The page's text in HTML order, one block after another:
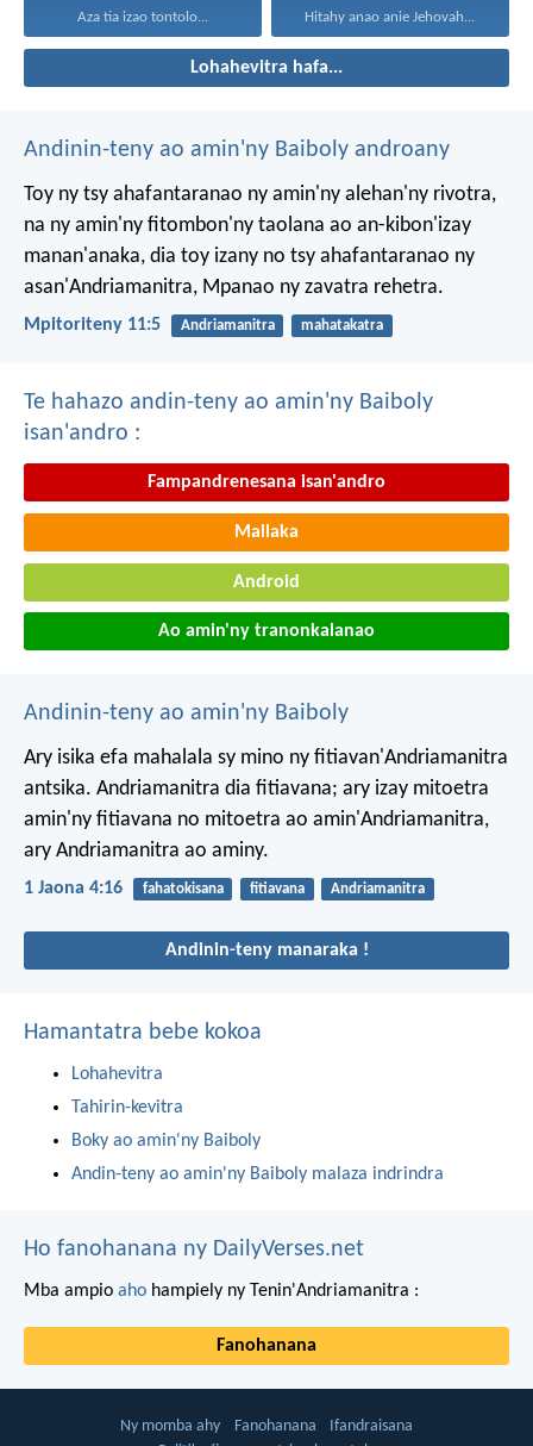
Aza tia izao tontolo... Hitahy anao anie Jehovah...
Lohahevitra hafa...
Andinin-teny ao amin'ny Baiboly androany
Toy ny tsy ahafantaranao ny amin'ny alehan'ny rivotra,
na ny amin'ny fitombon'ny taolana ao an-kibon'izay
manan'anaka, dia toy izany no tsy ahafantaranao ny
asan'Andriamanitra, Mpanao ny zavatra rehetra.
Mpitoriteny 11:5 Andriamanitra mahatakatra
Te hahazo andin-teny ao amin'ny Baiboly
isan'andro :
Fampandrenesana isan'andro
Mailaka
Android
Ao amin'ny tranonkalanao
Andinin-teny ao amin'ny Baiboly
Ary isika efa mahalala sy mino ny fitiavan'Andriamanitra
antsika. Andriamanitra dia fitiavana; ary izay mitoetra
amin'ny fitiavana no mitoetra ao amin'Andriamanitra,
ary Andriamanitra ao aminy.
1 Jaona 4:16 fahatokisana fitiavana Andriamanitra
Andinin-teny manaraka !
Hamantatra bebe kokoa
Lohahevitra
Tahirin-kevitra
Boky ao amin'ny Baiboly
Andin-teny ao amin'ny Baiboly malaza indrindra
Ho fanohanana ny DailyVerses.net
Mba ampio aho hampiely ny Tenin'Andriamanitra :
Fanohanana
Ny momba ahy Fanohanana
Ifandraisana